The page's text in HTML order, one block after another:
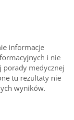
informacje
i nie
porady medycznej
tu rezultaty nie
wyników.